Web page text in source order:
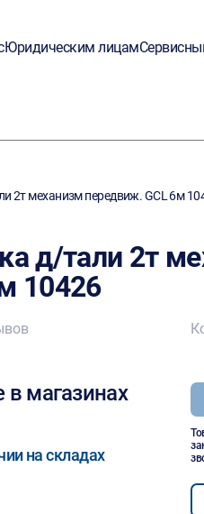
Юридическим лицам
2т механизм передвиж. GCL 6м
д/тали 2т
10426
в магазинах
на складах